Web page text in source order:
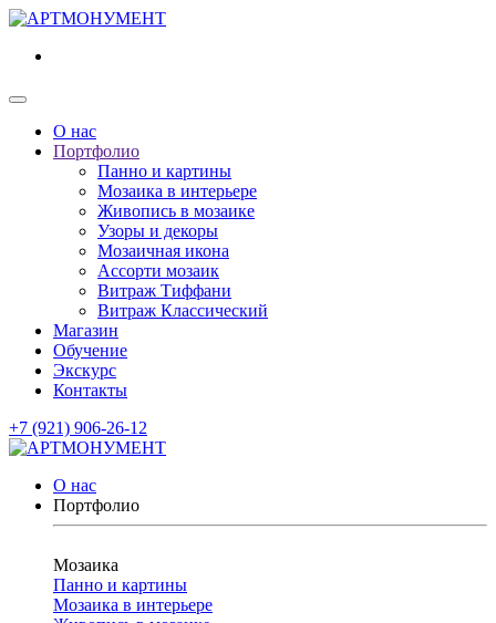
О нас
Портфолио
Панно и картины
Мозаика в интерьере
Живопись в мозаике
Узоры и декоры
Мозаичная икона
Ассорти мозаик
Витраж Тиффани
Витраж Классический
Магазин
Обучение
Экскурс
Контакты
+7 (921) 906-26-12
О нас
Портфолио
Мозаика
Панно и картины
Мозаика в интерьере